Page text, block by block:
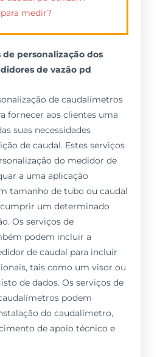
medir?
de personalização dos
de vazão pd
de caudalímetros
fornecer aos clientes uma
suas necessidades
de caudal. Estes serviços
do medidor de
a uma aplicação
tamanho de tubo ou caudal
cumprir um determinado
Os serviços de
podem incluir a
de caudal para incluir
tais como um visor ou
de dados. Os serviços de
podem
do caudalímetro,
de apoio técnico e